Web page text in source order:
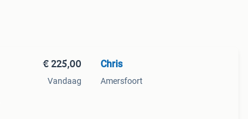
€ 225,00
Vandaag
Chris
Amersfoort